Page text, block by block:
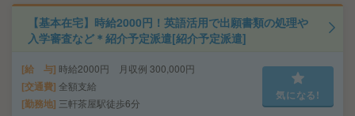
【基本在宅】時給2000円！英語活用で出願書類の処理や
入学審査など＊紹介予定派遣[紹介予定派遣]
給 与 時給2000円 月収例 300,000円
交通費 全額支給
勤務地 三軒茶屋駅徒歩6分
気になる!